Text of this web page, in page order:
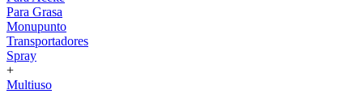
Para Grasa
Monupunto
Transportadores
Spray
+
Multiuso